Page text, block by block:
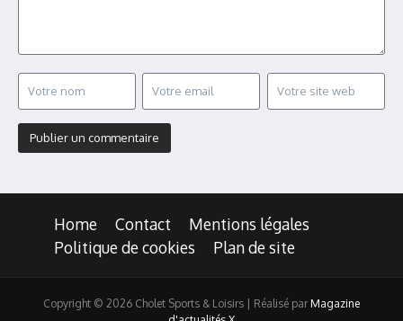
Home Contact
Mentions légales
Politique de cookies
Plan de site
Copyright © 2026 Cholet Sports & Loisirs | Réalisé par Magazine